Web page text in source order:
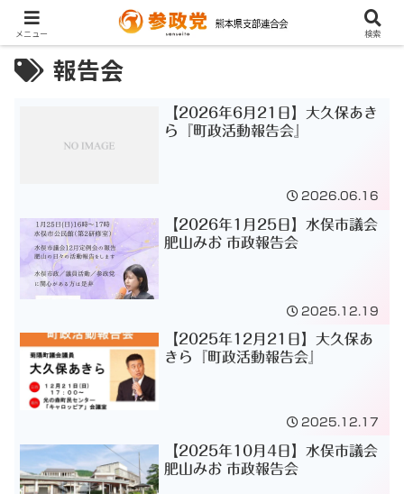
報告会
【2026年6月21日】大久保あき
ら『町政活動報告会』
2026.06.16
【2026年1月25日】水俣市議会
肥山みお 市政報告会
2025.12.19
【2025年12月21日】大久保あ
きら『町政活動報告会』
2025.12.17
【2025年10月4日】水俣市議会
肥山みお 市政報告会
メニュー 検索